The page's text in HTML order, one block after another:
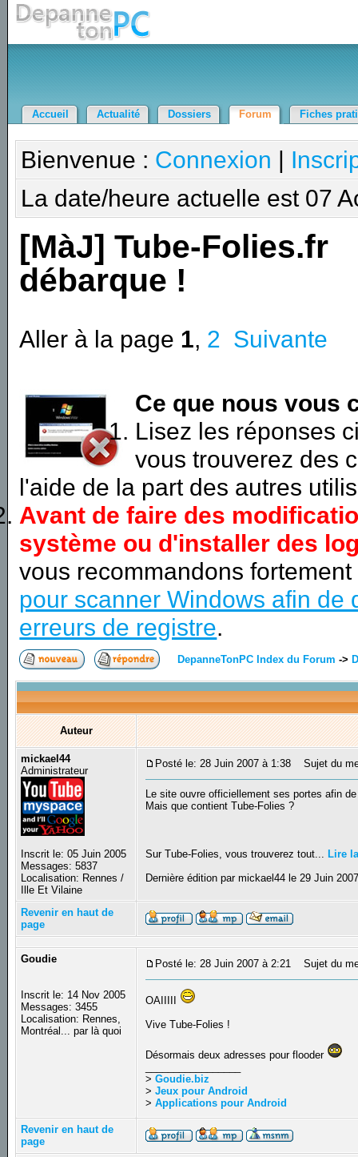
Accueil Actualité Dossiers Forum Fiches
Bienvenue : Connexion |
La date/heure actuelle est 07
[MàJ] Tube-Folies.fr
débarque !
Aller à la page 1, 2 Suivante
Ce que nous vous
Lisez les réponses
vous trouverez des
l'aide de la part des autres
Avant de faire des
système ou d'installer des
vous recommandons
pour scanner Windows afin de
erreurs de registre.
DepanneTonPC Index du Forum ->
Auteur
mickael44
Administrateur
Inscrit le: 05 Juin 2005
Messages: 5837
Localisation: Rennes /
Ille Et Vilaine
Posté le: 28 Juin 2007 à 1:38 Sujet du
Le site ouvre officiellement ses portes afin
Mais que contient Tube-Folies ?
Sur Tube-Folies, vous trouverez tout... Lire
Dernière édition par mickael44 le 29 Juin
Revenir en haut de
page
Goudie
Inscrit le: 14 Nov 2005
Messages: 3455
Localisation: Rennes,
Montréal... par là quoi
Posté le: 28 Juin 2007 à 2:21 Sujet du
OAIIIII
Vive Tube-Folies !
Désormais deux adresses pour flooder
>Goudie.biz
>Jeux pour Android
>Applications pour Android
Revenir en haut de
page